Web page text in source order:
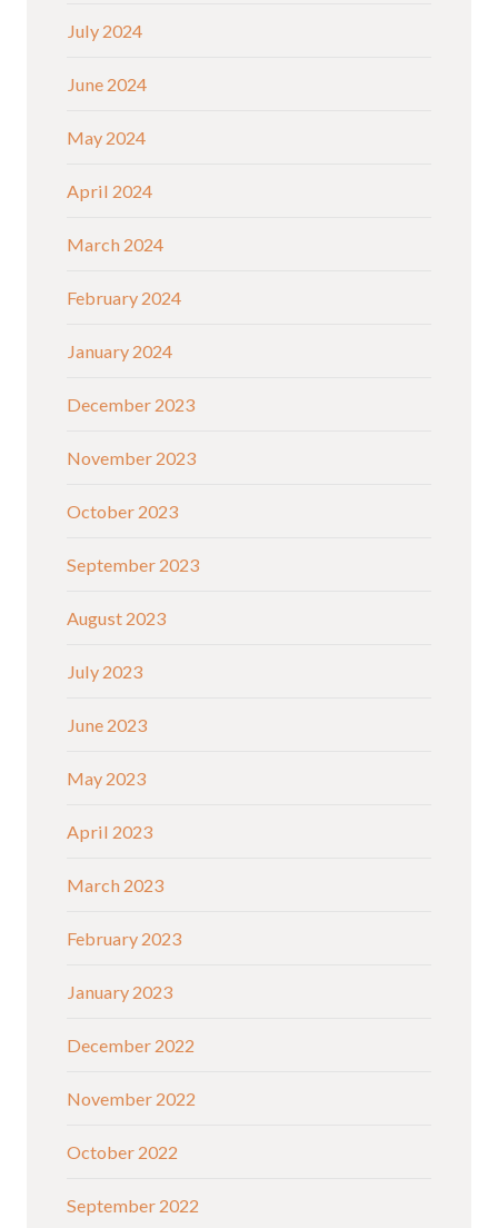
July 2024
June 2024
May 2024
April 2024
March 2024
February 2024
January 2024
December 2023
November 2023
October 2023
September 2023
August 2023
July 2023
June 2023
May 2023
April 2023
March 2023
February 2023
January 2023
December 2022
November 2022
October 2022
September 2022